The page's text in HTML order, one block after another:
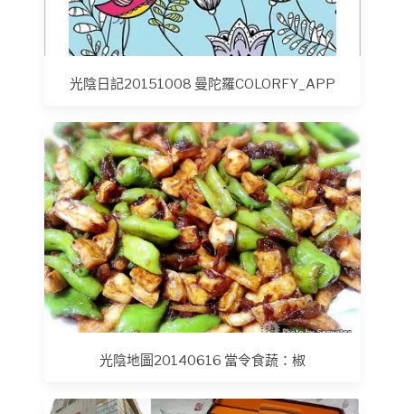
光陰日記20151008 曼陀羅COLORFY_APP‬
光陰地圖20140616 當令食蔬：椒